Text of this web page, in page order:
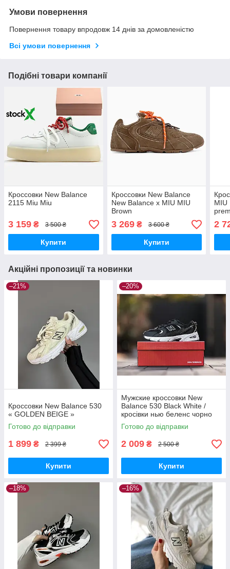
Умови повернення
Повернення товару впродовж 14 днів за домовленістю
Всі умови повернення
Подібні товари компанії
Кроссовки New Balance
2115 Miu Miu
3 159 ₴ 3 500 ₴
Купити
Кроссовки New Balance
New Balance x MIU MIU
Brown
3 269₴ 3 600 ₴
Купити
MIU
2
Акційні пропозиції та новинки
–21%
Кроссовки New Balance 530
« GOLDEN BEIGE »
Готово до відправки
1 899 ₴ 2 399 ₴
Купити
–20%
Мужские кроссовки New
Balance 530 Black White /
кросівки нью беленс чорно
білі чоловічі кросівки New
Balance
Готово до відправки
2 009 ₴ 2 500 ₴
Купити
–18% –16%